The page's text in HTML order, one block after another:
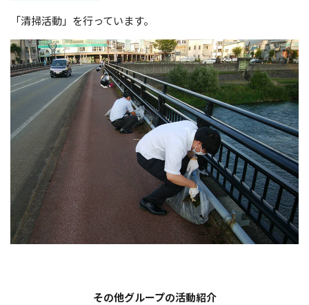
「清掃活動」を行っています。
その他グループの活動紹介